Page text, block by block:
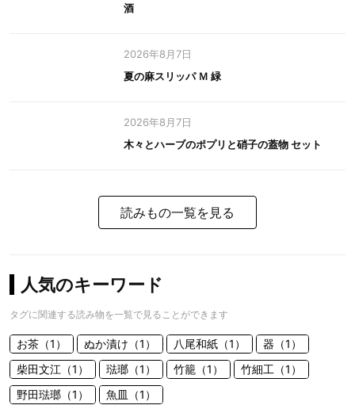
酒
2026年8月7日
夏の麻スリッパ Ｍ 緑
2026年8月7日
木々とハーブのポプリと硝子の蓋物 セット
読みもの一覧を見る
人気のキーワード
タグに関連する読み物を一覧で見ることができます
お茶（1） ぬか漬け（1） 八尾和紙（1）
器（1）
柴田文江（1）
琺瑯（1） 竹籠（1）
竹細工（1）
野田琺瑯（1）
魚皿（1）